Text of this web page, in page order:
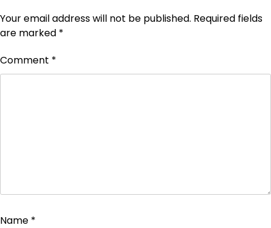
Your email address will not be published. Required fields
are marked *
Comment *
Name *